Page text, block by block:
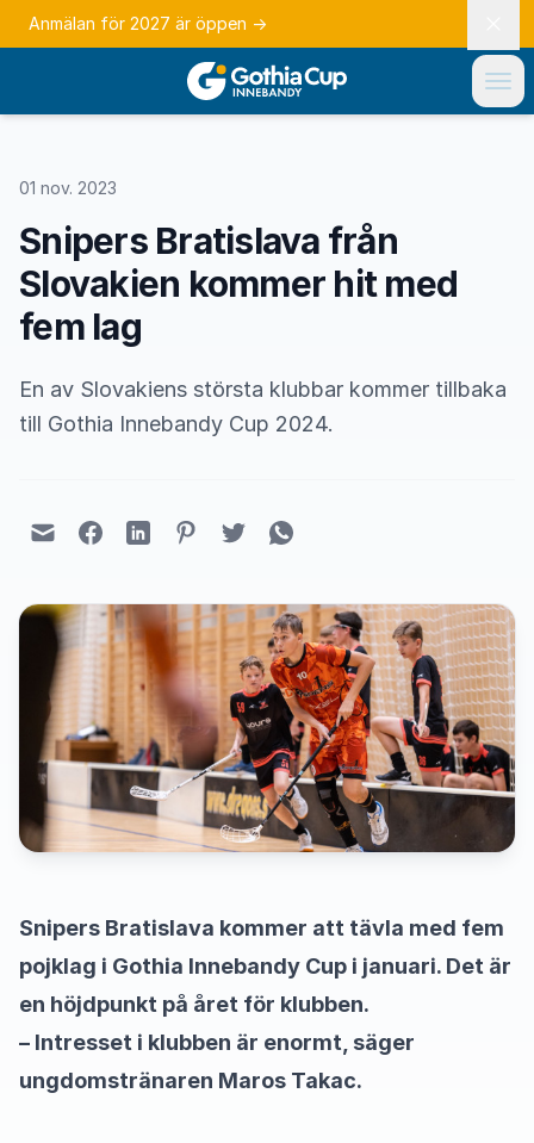
Anmälan för 2027 är öppen →
01 nov. 2023
Snipers Bratislava från
Slovakien kommer hit med
fem lag
En av Slovakiens största klubbar kommer tillbaka
till Gothia Innebandy Cup 2024.
Snipers Bratislava kommer att tävla med fem
pojklag i Gothia Innebandy Cup i januari. Det är
en höjdpunkt på året för klubben.
– Intresset i klubben är enormt, säger
ungdomstränaren Maros Takac.